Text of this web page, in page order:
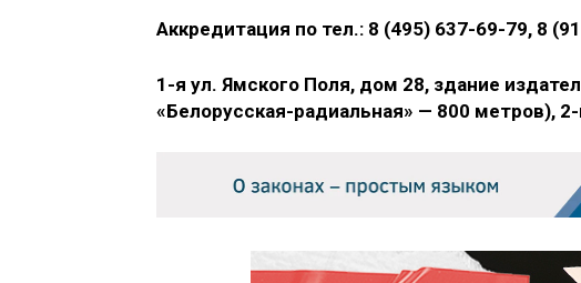
Аккредитация по тел.: 8 (495) 637-69-79, 8
1-я ул. Ямского Поля, дом 28, здание
«Белорусская-радиальная» — 800 метров),